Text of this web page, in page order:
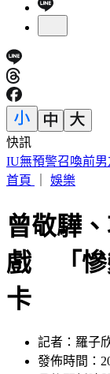
快訊
中國出入境新規
首頁
娛樂
曾敬驊
戲 「慘
卡
記者：羅子
發佈時間：